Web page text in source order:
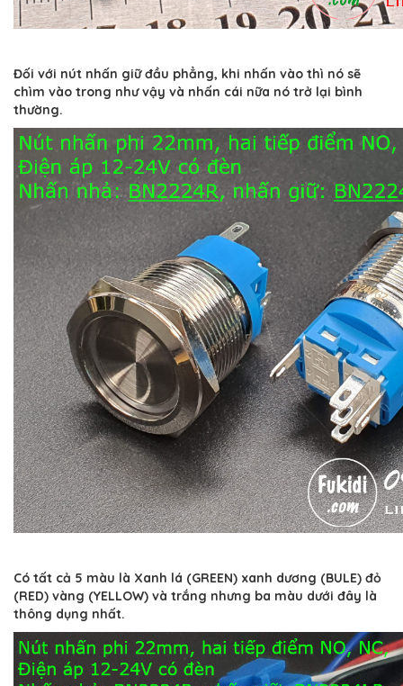
Đối với nút nhấn giữ đầu phẳng, khi nhấn vào thì nó sẽ
chìm vào trong như vậy và nhấn cái nữa nó trở lại bình
thường.
Có tất cả 5 màu là Xanh lá (GREEN) xanh dương (BULE) đỏ
(RED) vàng (YELLOW) và trắng nhưng ba màu dưới đây là
thông dụng nhất.